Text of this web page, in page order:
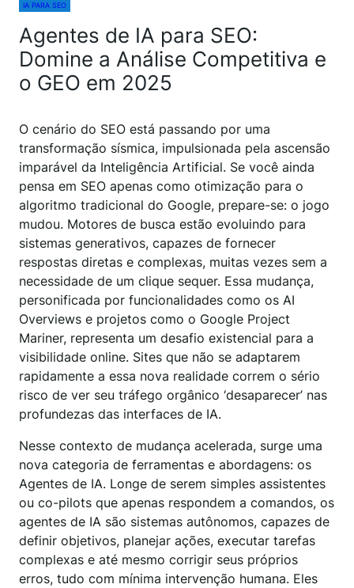
IA PARA SEO
Agentes de IA para SEO:
Domine a Análise Competitiva e
o GEO em 2025
O cenário do SEO está passando por uma
transformação sísmica, impulsionada pela ascensão
imparável da Inteligência Artificial. Se você ainda
pensa em SEO apenas como otimização para o
algoritmo tradicional do Google, prepare-se: o jogo
mudou. Motores de busca estão evoluindo para
sistemas generativos, capazes de fornecer
respostas diretas e complexas, muitas vezes sem a
necessidade de um clique sequer. Essa mudança,
personificada por funcionalidades como os AI
Overviews e projetos como o Google Project
Mariner, representa um desafio existencial para a
visibilidade online. Sites que não se adaptarem
rapidamente a essa nova realidade correm o sério
risco de ver seu tráfego orgânico ‘desaparecer’ nas
profundezas das interfaces de IA.
Nesse contexto de mudança acelerada, surge uma
nova categoria de ferramentas e abordagens: os
Agentes de IA. Longe de serem simples assistentes
ou co-pilots que apenas respondem a comandos, os
agentes de IA são sistemas autônomos, capazes de
definir objetivos, planejar ações, executar tarefas
complexas e até mesmo corrigir seus próprios
erros, tudo com mínima intervenção humana. Eles